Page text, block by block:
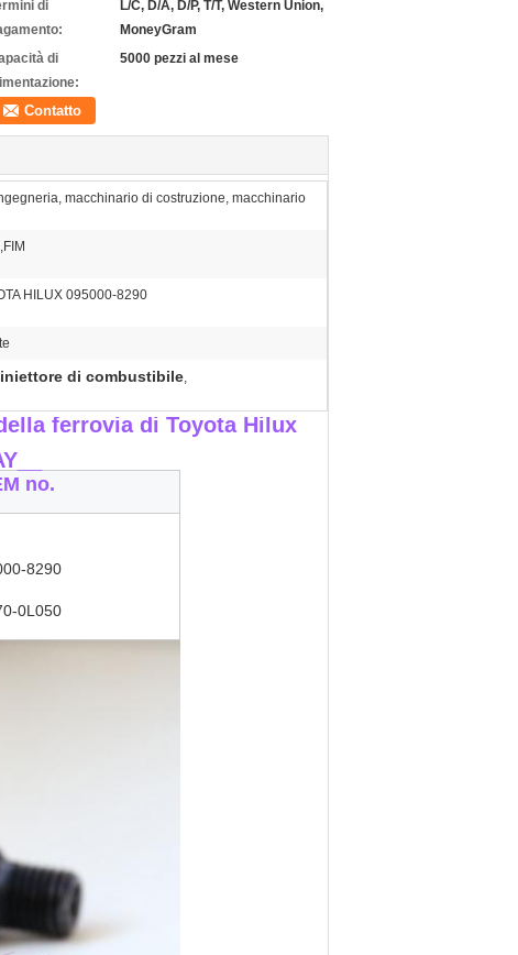
di
L/C, D/A, D/P, T/T, Western Union,
MoneyGram
di
5000 pezzi al mese
Contatto
macchinario di costruzione, macchinario
HILUX 095000-8290
iniettore di combustibile,
ferrovia di Toyota Hilux
no.
8290
0L050